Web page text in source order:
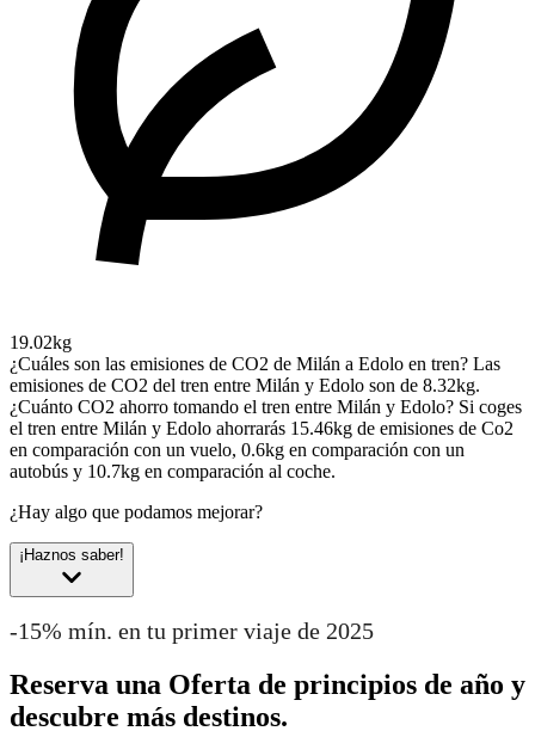
19.02kg
¿Cuáles son las emisiones de CO2 de Milán a Edolo en tren? Las
emisiones de CO2 del tren entre Milán y Edolo son de 8.32kg.
¿Cuánto CO2 ahorro tomando el tren entre Milán y Edolo? Si coges
el tren entre Milán y Edolo ahorrarás 15.46kg de emisiones de Co2
en comparación con un vuelo, 0.6kg en comparación con un
autobús y 10.7kg en comparación al coche.
¿Hay algo que podamos mejorar?
¡Haznos saber!
-15% mín. en tu primer viaje de 2025
Reserva una Oferta de principios de año y
descubre más destinos.